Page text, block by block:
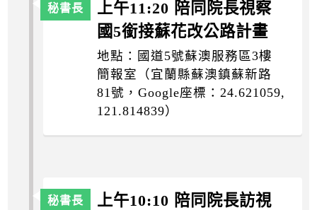
上午11:20 陪同院長視察
國5銜接蘇花改公路計畫
地點：國道5號蘇澳服務區3樓
簡報室（宜蘭縣蘇澳鎮蘇新路
81號，Google座標：24.621059,
121.814839）
上午10:10 陪同院長訪視